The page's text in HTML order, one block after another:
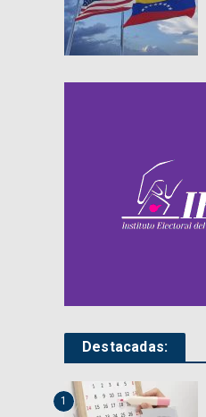
Destacadas:
1